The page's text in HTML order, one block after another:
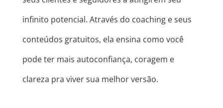
infinito potencial. Através do coaching e seus
conteúdos gratuitos, ela ensina como você
pode ter mais autoconfiança, coragem e
clareza pra viver sua melhor versão.